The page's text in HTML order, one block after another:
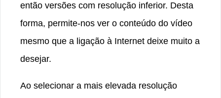
então versões com resolução inferior. Desta
forma, permite-nos ver o conteúdo do vídeo
mesmo que a ligação à Internet deixe muito a
desejar.
Ao selecionar a mais elevada resolução